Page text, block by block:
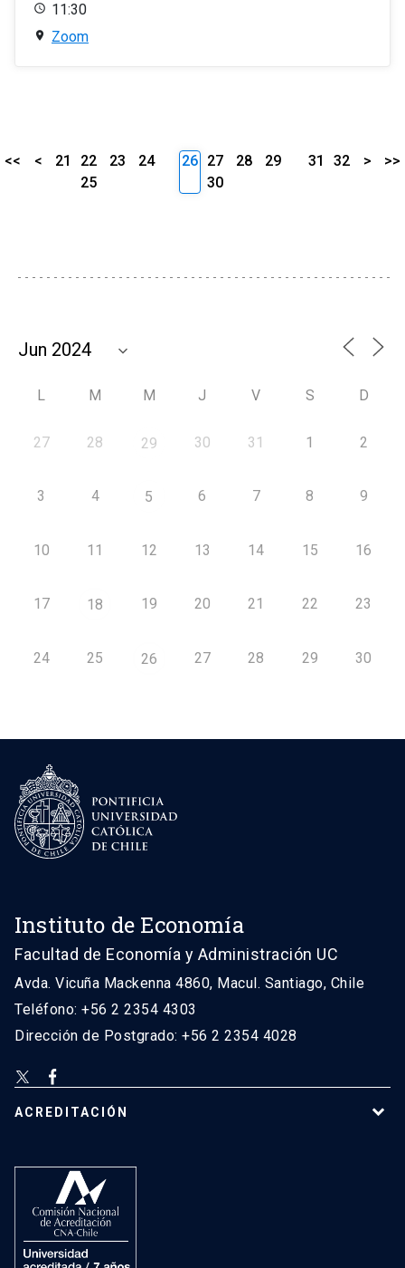
11:30
Zoom
<< < 21 22 23
24
25
26 27 28
29
30
31 32 > >>
L M M J V S D
27 28 29 30 31 1 2
3 4 5 6 7 8 9
10 11 12 13 14 15 16
17 18 19 20 21 22 23
24 25 26 27 28 29 30
Instituto de Economía
Facultad de Economía y Administración UC
Avda. Vicuña Mackenna 4860, Macul. Santiago, Chile
Teléfono: +56 2 2354 4303
Dirección de Postgrado: +56 2 2354 4028
ACREDITACIÓN